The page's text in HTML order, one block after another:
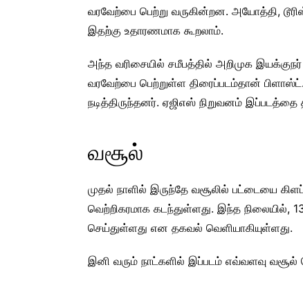
வரவேற்பை பெற்று வருகின்றன. அயோத்தி,
இதற்கு உதாரணமாக கூறலாம்.
அந்த வரிசையில் சமீபத்தில் அறிமுக இயக்குநர்
வரவேற்பை பெற்றுள்ள திரைப்படம்தான்
நடித்திருந்தனர். ஏஜிஎஸ் நிறுவனம் இப்படத்தை
வசூல்
முதல் நாளில் இருந்தே வசூலில் பட்டையை
வெற்றிகரமாக கடந்துள்ளது. இந்த நிலையில்,
செய்துள்ளது என தகவல் வெளியாகியுள்ளது.
இனி வரும் நாட்களில் இப்படம் எவ்வளவு வசூல்